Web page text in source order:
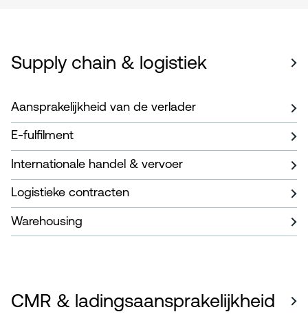
Supply chain & logistiek
Aansprakelijkheid van de verlader
E-fulfilment
Internationale handel & vervoer
Logistieke contracten
Warehousing
CMR & ladingsaansprakelijkheid